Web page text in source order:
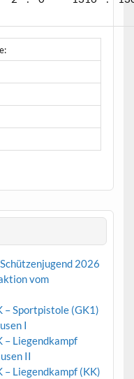
2026
vom
– Sportpistole (GK1)
I
– Liegendkampf
II
Liegendkampf (KK)